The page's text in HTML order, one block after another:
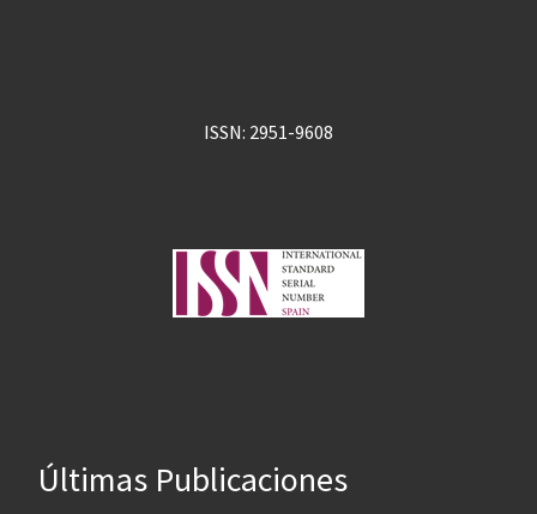
ISSN: 2951-9608
Últimas Publicaciones